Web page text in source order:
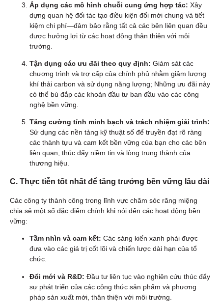
Áp dụng các mô hình chuỗi cung ứng hợp tác: Xây
dựng quan hệ đối tác tạo điều kiện đổi mới chung và tiết
kiệm chi phí—đảm bảo rằng tất cả các bên liên quan đều
được hưởng lợi từ các hoạt động thân thiện với môi
trường.
Tận dụng các ưu đãi theo quy định: Giám sát các
chương trình và trợ cấp của chính phủ nhằm giảm lượng
khí thải carbon và sử dụng năng lượng; Những ưu đãi này
có thể bù đắp các khoản đầu tư ban đầu vào các công
nghệ bền vững.
Tăng cường tính minh bạch và trách nhiệm giải trình:
Sử dụng các nền tảng kỹ thuật số để truyền đạt rõ ràng
các thành tựu và cam kết bền vững của bạn cho các bên
liên quan, thúc đẩy niềm tin và lòng trung thành của
thương hiệu.
C. Thực tiễn tốt nhất để tăng trưởng bền vững lâu dài
Các công ty thành công trong lĩnh vực chăm sóc răng miệng
chia sẻ một số đặc điểm chính khi nói đến các hoạt động bền
vững:
Tầm nhìn và cam kết: Các sáng kiến xanh phải được
đưa vào các giá trị cốt lõi và chiến lược dài hạn của tổ
chức.
Đổi mới và R&D: Đầu tư liên tục vào nghiên cứu thúc đẩy
sự phát triển của các công thức sản phẩm và phương
pháp sản xuất mới, thân thiện với môi trường.